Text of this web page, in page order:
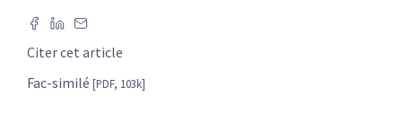
Citer cet article
Fac-similé [PDF, 103k]